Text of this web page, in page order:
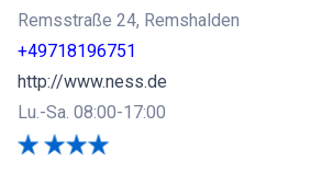
Remsstraße 24, Remshalden
+49718196751
http://www.ness.de
Lu.-Sa. 08:00-17:00